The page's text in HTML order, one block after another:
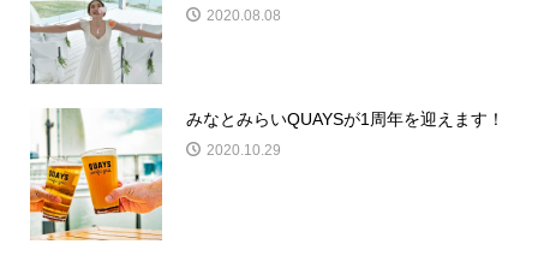
2020.08.08
みなとみらいQUAYSが1周年を迎えます！
2020.10.29